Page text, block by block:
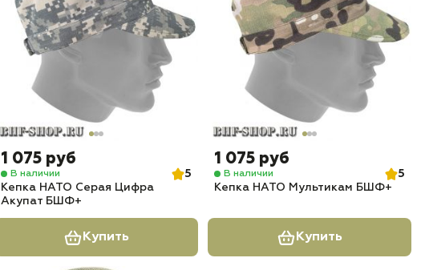
1 075 руб
В наличии
5
Кепка НАТО Серая Цифра
Акупат БШФ+
Купить
1 075 руб
В наличии
5
Кепка НАТО Мультикам БШФ+
Купить